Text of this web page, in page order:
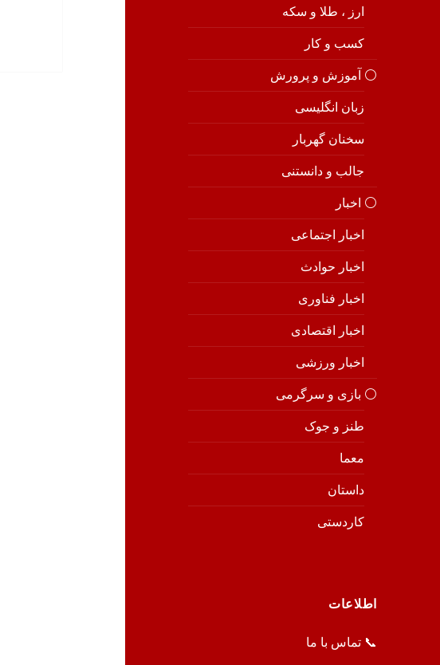
ارز ، طلا و سکه
کسب و کار
⚪️ آموزش و پرورش
زبان انگلیسی
سخنان گهربار
جالب و دانستنی
⚪️ اخبار
اخبار اجتماعی
اخبار حوادث
اخبار فناوری
اخبار اقتصادی
اخبار ورزشی
⚪️ بازی و سرگرمی
طنز و جوک
معما
داستان
کاردستی
اطلاعات
📞 تماس با ما